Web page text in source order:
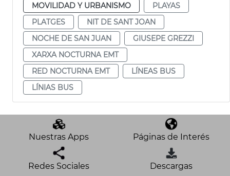
MOVILIDAD Y URBANISMO
PLAYAS
PLATGES
NIT DE SANT JOAN
NOCHE DE SAN JUAN
GIUSEPE GREZZI
XARXA NOCTURNA EMT
RED NOCTURNA EMT
LÍNEAS BUS
LÍNIAS BUS
Nuestras Apps Páginas de Interés
Redes Sociales Descargas